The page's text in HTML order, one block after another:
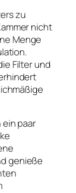
zu
nicht
Menge
Filter und
paar
genieße